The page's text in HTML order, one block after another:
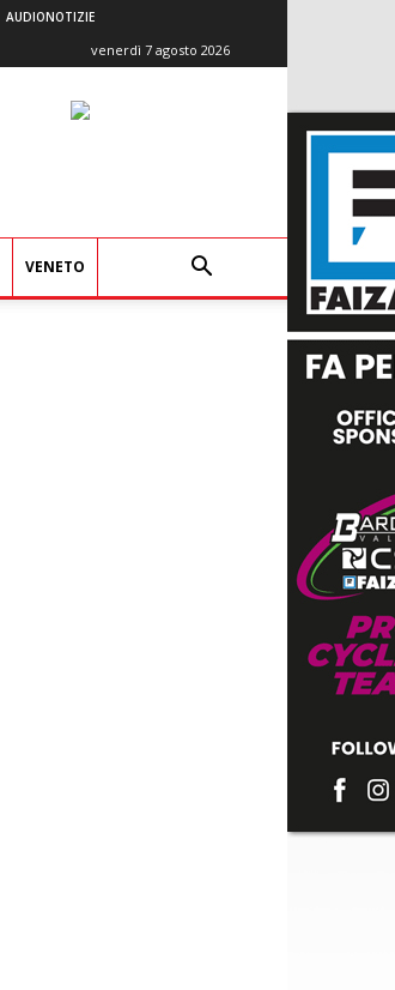
AUDIONOTIZIE
venerdì 7 agosto 2026
VENETO